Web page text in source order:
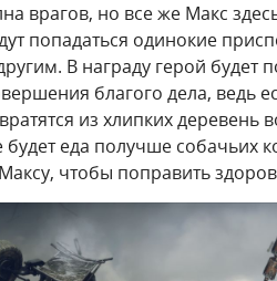
врагов, но все же Макс
попадаться одинокие
В награду герой будет
благого дела, ведь
из хлипких
еда получше
чтобы поправить